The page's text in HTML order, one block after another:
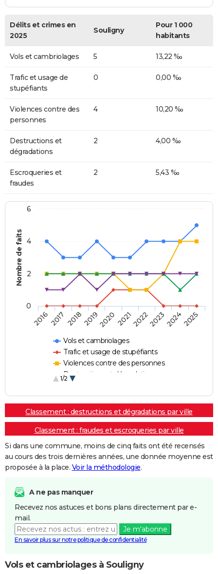
Délits et crimes en
2025
Souligny
Pour 1 000
habitants
Vols et cambriolages 5 13,22 ‰
Trafic et usage de
stupéfiants
0 0,00 ‰
Violences contre des
personnes
4 10,20 ‰
Destructions et
dégradations
2 4,00 ‰
Escroqueries et
fraudes
2 5,43 ‰
Nombre de faits
Vols et cambriolages
Trafic et usage de stupéfiants
Violences contre des personnes
Destructions et dégradations
1/2
20162017 20182019202020212022202320242025
0
2
4
6
Classement : destructions et dégradations par ville
Classement : fraudes et escroqueries par ville
Si dans une commune, moins de cinq faits ont été recensés
au cours des trois dernières années, une donnée moyenne est
proposée à la place. Voir la méthodologie.
A ne pas manquer
Recevez nos astuces et bons plans directement par e-
mail.
Je m'abonne
En savoir plus sur notre politique de confidentialité
Vols et cambriolages à Souligny